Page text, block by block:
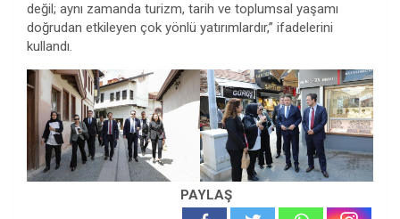
değil; aynı zamanda turizm, tarih ve toplumsal yaşamı
doğrudan etkileyen çok yönlü yatırımlardır,” ifadelerini
kullandı.
PAYLAŞ